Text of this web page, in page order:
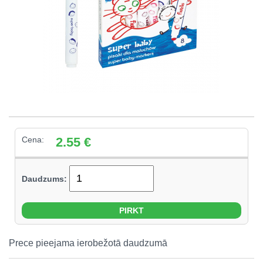
Cena: 2.55 €
Daudzums:
Prece pieejama ierobežotā daudzumā